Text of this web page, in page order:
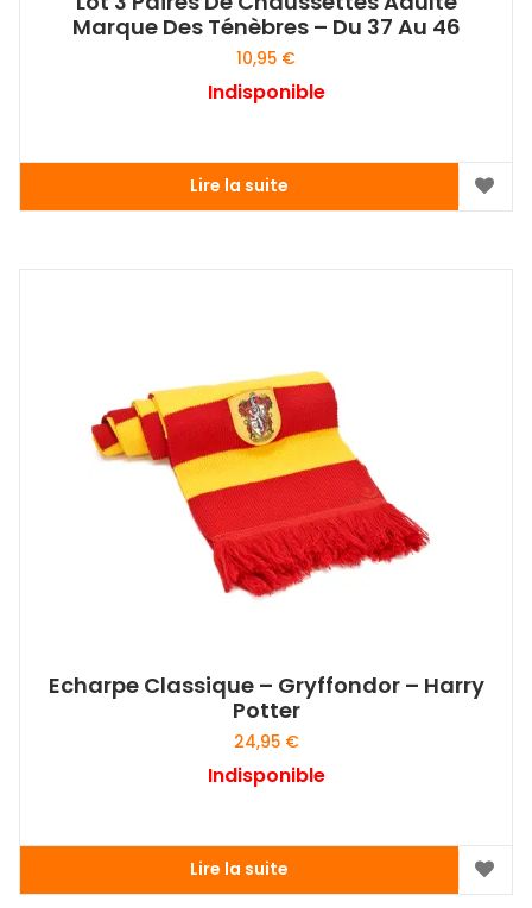
Marque Des Ténèbres – Du 37 Au 46
10,95 €
Indisponible
Lire la suite
Echarpe Classique – Gryffondor – Harry
Potter
24,95 €
Indisponible
Lire la suite